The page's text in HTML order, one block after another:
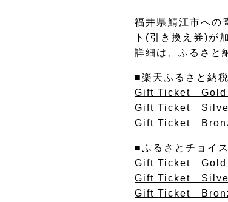
福井県鯖江市への
ト(引き換え券)が
詳細は、ふるさと
■楽天ふるさと納税
Gift Ticket Gold
Gift Ticket Silver
Gift Ticket
■ふるさとチョイス
Gift Ticket Gold
Gift Ticket Silver
Gift Ticket